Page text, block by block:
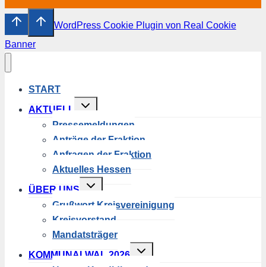
WordPress Cookie Plugin von Real Cookie
Banner
START
AKTUELL
Untermenü
umschalten
Pressemeldungen
Anträge der Fraktion
Anfragen der Fraktion
Aktuelles Hessen
ÜBER UNS
Untermenü
umschalten
Grußwort Kreisvereinigung
Kreisvorstand
Mandatsträger
KOMMUNALWAL 2026
Untermenü
umschalten